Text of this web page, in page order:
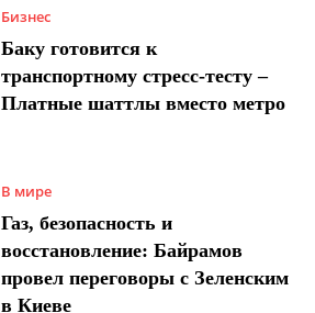
Бизнес
Баку готовится к
транспортному стресс-тесту –
Платные шаттлы вместо метро
В мире
Газ, безопасность и
восстановление: Байрамов
провел переговоры с Зеленским
в Киеве